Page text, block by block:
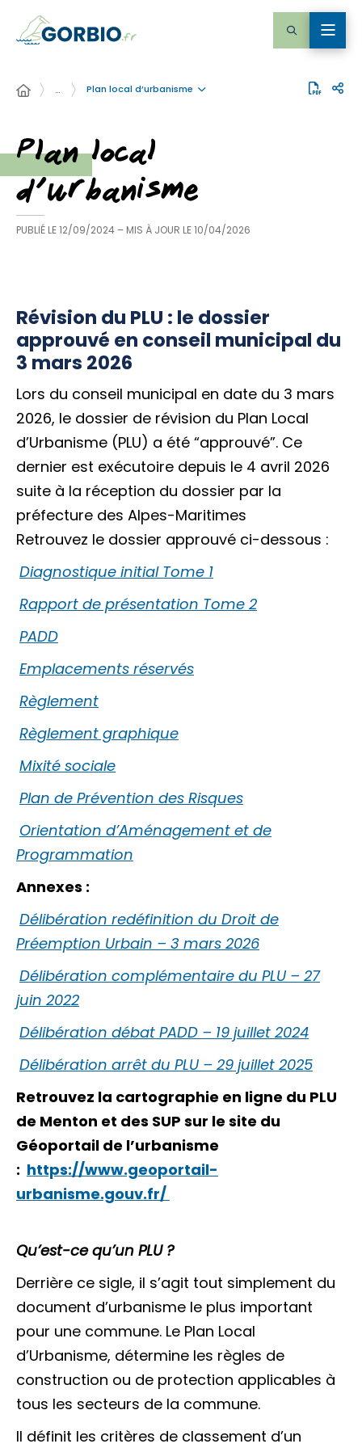
… Plan local d’urbanisme
Plan local
d’urbanisme
PUBLIÉ LE12/09/2024 – MIS À JOUR LE10/04/2026
Révision du PLU : le dossier
approuvé en conseil municipal du
3 mars 2026
Lors du conseil municipal en date du 3 mars
2026, le dossier de révision du Plan Local
d’Urbanisme (PLU) a été “approuvé”. Ce
dernier est exécutoire depuis le 4 avril 2026
suite à la réception du dossier par la
préfecture des Alpes-Maritimes
Retrouvez le dossier approuvé ci-dessous :
Diagnostique initial Tome 1
Rapport de présentation Tome 2
PADD
Emplacements réservés
Règlement
Règlement graphique
Mixité sociale
Plan de Prévention des Risques
Orientation d’Aménagement et de
Programmation
Annexes :
Délibération redéfinition du Droit de
Préemption Urbain – 3 mars 2026
Délibération complémentaire du PLU – 27
juin 2022
Délibération débat PADD – 19 juillet 2024
Délibération arrêt du PLU – 29 juillet 2025
Retrouvez la cartographie en ligne du PLU
de Menton et des SUP sur le site du
Géoportail de l’urbanisme
: https://www.geoportail-
urbanisme.gouv.fr/
Qu’est-ce qu’un PLU ?
Derrière ce sigle, il s’agit tout simplement du
document d’urbanisme le plus important
pour une commune. Le Plan Local
d’Urbanisme, détermine les règles de
construction ou de protection applicables à
tous les secteurs de la commune.
Il définit les critères de classement d’un